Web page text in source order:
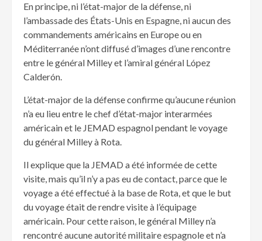
En principe, ni l’état-major de la défense, ni
l’ambassade des États-Unis en Espagne, ni aucun des
commandements américains en Europe ou en
Méditerranée n’ont diffusé d’images d’une rencontre
entre le général Milley et l’amiral général López
Calderón.
L’état-major de la défense confirme qu’aucune réunion
n’a eu lieu entre le chef d’état-major interarmées
américain et le JEMAD espagnol pendant le voyage
du général Milley à Rota.
Il explique que la JEMAD a été informée de cette
visite, mais qu’il n’y a pas eu de contact, parce que le
voyage a été effectué à la base de Rota, et que le but
du voyage était de rendre visite à l’équipage
américain. Pour cette raison, le général Milley n’a
rencontré aucune autorité militaire espagnole et n’a